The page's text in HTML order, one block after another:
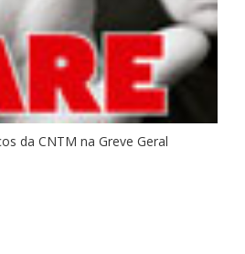
da CNTM na Greve Geral